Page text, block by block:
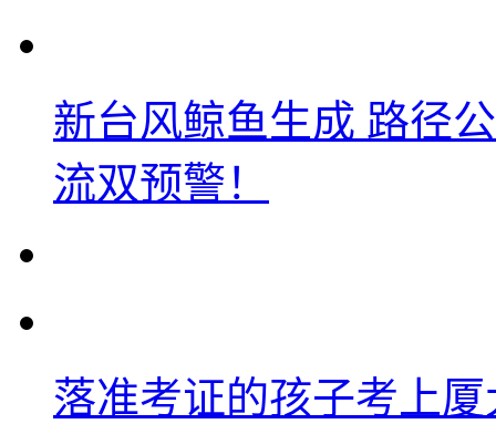
新台风鲸鱼生成 路径
流双预警！
落准考证的孩子考上